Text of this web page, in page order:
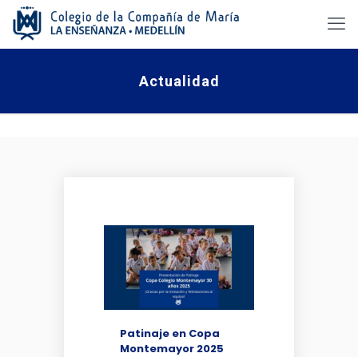
Actualidad
Patinaje en Copa
Montemayor 2025